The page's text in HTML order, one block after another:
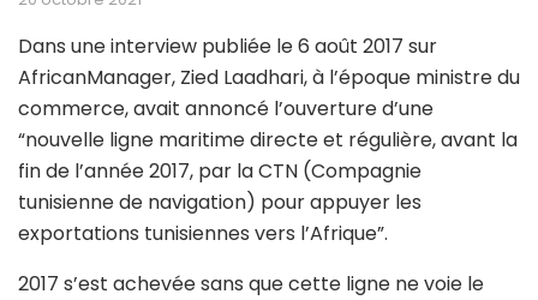
Dans une interview publiée le 6 août 2017 sur
AfricanManager, Zied Laadhari, à l’époque ministre du
commerce, avait annoncé l’ouverture d’une
“nouvelle ligne maritime directe et régulière, avant la
fin de l’année 2017, par la CTN (Compagnie
tunisienne de navigation) pour appuyer les
exportations tunisiennes vers l’Afrique”.
2017 s’est achevée sans que cette ligne ne voie le